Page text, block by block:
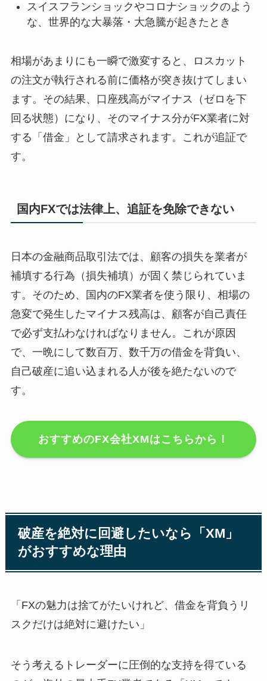
スイスフランショックやコロナショックのよう
な、世界的な大暴落・大急騰が起きたとき
相場があまりにも一瞬で激変すると、ロスカット
の注文が執行される前に価格が突き抜けてしまい
ます。その結果、口座残高がマイナス（ゼロを下
回る状態）になり、そのマイナス分がFX業者に対
する「借金」として請求されます。これが追証で
す。
国内FXでは法律上、追証を免除できない
日本の金融商品取引法では、顧客の損失を業者が
補填する行為（損失補填）が固く禁じられていま
す。そのため、国内のFX業者を使う限り、相場の
急変で発生したマイナス残高は、顧客が自己責任
で必ず支払わなければなりません。これが原因
で、一晩にして数百万、数千万の借金を背負い、
自己破産に追い込まれる人が後を絶たないので
す。
おすすめのFX会社XMはこちらから！
破産を絶対に回避したいなら「XM」
がおすすめな理由
「FXの魅力は捨てがたいけれど、借金を背負うリ
スクだけは絶対に避けたい」
そう考えるトレーダーに圧倒的な支持を得ている